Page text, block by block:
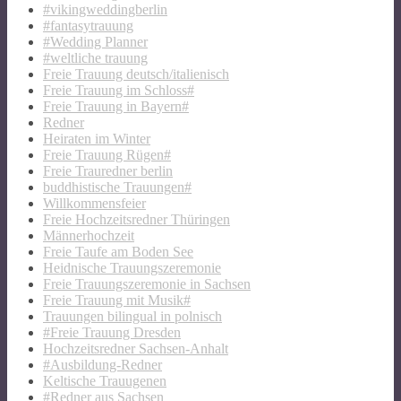
#vikingweddingberlin
#fantasytrauung
#Wedding Planner
#weltliche trauung
Freie Trauung deutsch/italienisch
Freie Trauung im Schloss#
Freie Trauung in Bayern#
Redner
Heiraten im Winter
Freie Trauung Rügen#
Freie Trauredner berlin
buddhistische Trauungen#
Willkommensfeier
Freie Hochzeitsredner Thüringen
Männerhochzeit
Freie Taufe am Boden See
Heidnische Trauungszeremonie
Freie Trauungszeremonie in Sachsen
Freie Trauung mit Musik#
Trauungen bilingual in polnisch
#Freie Trauung Dresden
Hochzeitsredner Sachsen-Anhalt
#Ausbildung-Redner
Keltische Trauugenen
#Redner aus Sachsen